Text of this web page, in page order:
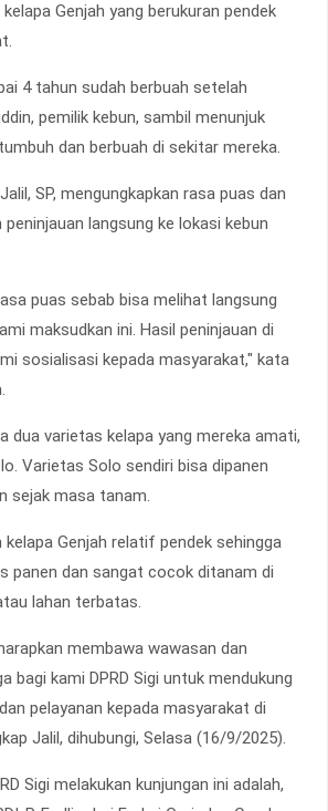
Genjah yang berukuran pendek
4 tahun sudah berbuah setelah
pemilik kebun, sambil menunjuk
dan berbuah di sekitar mereka.
SP, mengungkapkan rasa puas dan
langsung ke lokasi kebun
puas sebab bisa melihat langsung
maksudkan ini. Hasil peninjauan di
sosialisasi kepada masyarakat," kata
dua varietas kelapa yang mereka amati,
Varietas Solo sendiri bisa dipanen
sejak masa tanam.
Genjah relatif pendek sehingga
panen dan sangat cocok ditanam di
lahan terbatas.
membawa wawasan dan
bagi kami DPRD Sigi untuk mendukung
pelayanan kepada masyarakat di
Jalil, dihubungi, Selasa (16/9/2025).
Sigi melakukan kunjungan ini adalah,